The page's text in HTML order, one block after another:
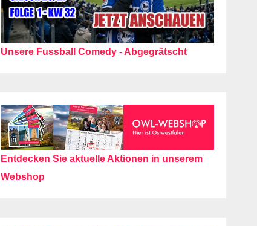
Unsere Fussball Comedy - Abgegrätscht
Entdecken Sie aktuelle Aktionen in unserem
Webshop